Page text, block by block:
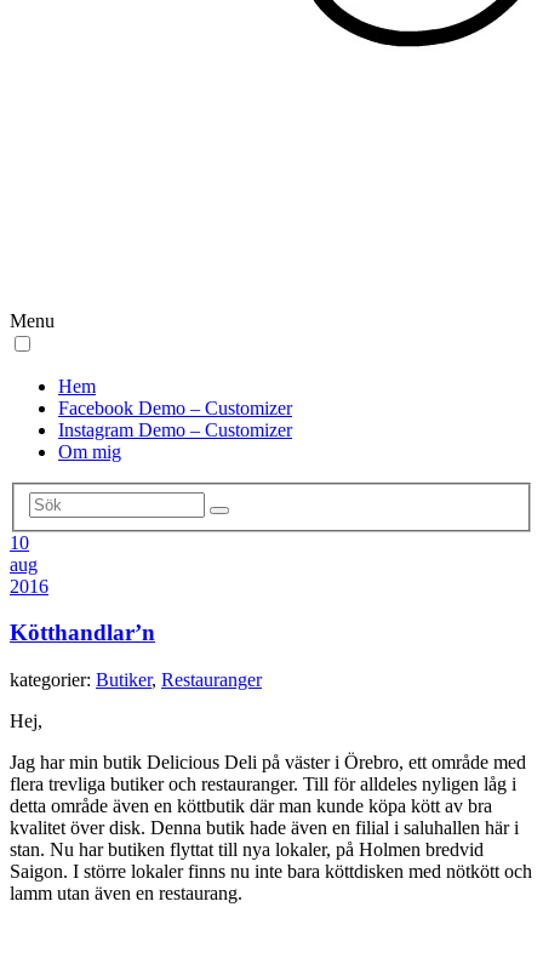
Menu
Hem
Facebook Demo – Customizer
Instagram Demo – Customizer
Om mig
10
aug
2016
Kötthandlar’n
kategorier: Butiker, Restauranger
Hej,
Jag har min butik Delicious Deli på väster i Örebro, ett område med
flera trevliga butiker och restauranger. Till för alldeles nyligen låg i
detta område även en köttbutik där man kunde köpa kött av bra
kvalitet över disk. Denna butik hade även en filial i saluhallen här i
stan. Nu har butiken flyttat till nya lokaler, på Holmen bredvid
Saigon. I större lokaler finns nu inte bara köttdisken med nötkött och
lamm utan även en restaurang.